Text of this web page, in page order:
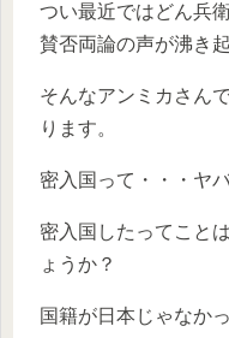
つい最近ではどん兵
賛否両論の声が沸き
そんなアンミカさん
ります。
密入国って・・・ヤ
密入国したってこと
ょうか？
国籍が日本じゃなか